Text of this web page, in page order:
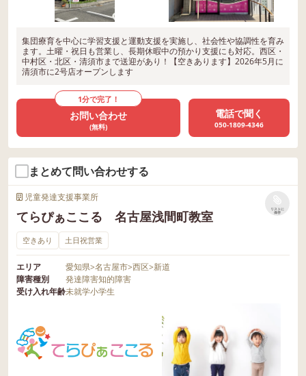
集団療育を中心に学習支援と運動支援を実施し、社会性や協調性を育み
ます。土曜・祝日も営業し、長期休暇中の預かり支援にも対応。西区・
中村区・北区・清須市まで送迎があり！【空きあります】2026年5月に
清須市に2号店オープンします
1分で完了！
お問い合わせ
(無料)
電話で聞く
050-1809-4346
まとめて問い合わせする
児童発達支援事業所
てらぴぁここる 名古屋浅間町教室
リストに
保存
空きあり 土日祝営業
エリア 愛知県>名古屋市>西区>新道
障害種別
発達障害知的障害
受け入れ年齢未就学小学生